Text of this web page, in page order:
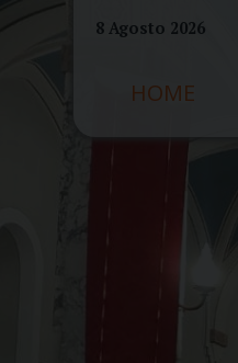
8 Agosto 2026
HOME